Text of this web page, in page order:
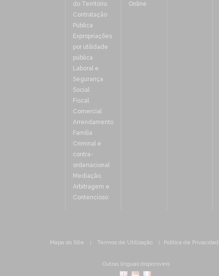
do Território
Contratação
Pública
Expropriações
por utilidade
pública
Laboral e
Segurança
Social
Fiscal
Comercial
Arrendamento
Família
Criminal e
contra-
ordenacional
Mediação,
Arbitragem e
Contencioso
Online
Mapa do Site Termos de Utilização Politica de
Outras linguas disponíveis